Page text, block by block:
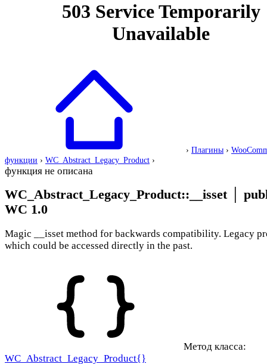
› Плагины ›
функции › WC_Abstract_Legacy_Product ›
функция не описана
WC_Abstract_Legacy_Product::__isset│
WC 1.0
Magic __isset method for backwards compatibility. Legacy
which could be accessed directly in the past.
Метод класса:
WC_Abstract_Legacy_Product{}